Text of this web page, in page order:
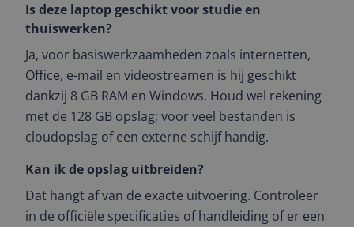
Is deze laptop geschikt voor studie en
thuiswerken?
Ja, voor basiswerkzaamheden zoals internetten,
Office, e-mail en videostreamen is hij geschikt
dankzij 8 GB RAM en Windows. Houd wel rekening
met de 128 GB opslag; voor veel bestanden is
cloudopslag of een externe schijf handig.
Kan ik de opslag uitbreiden?
Dat hangt af van de exacte uitvoering. Controleer
in de officiële specificaties of handleiding of er een